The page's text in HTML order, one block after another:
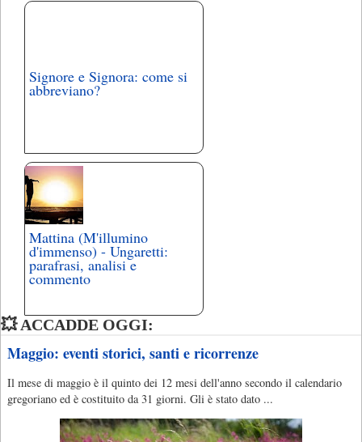
Signore e Signora: come si
abbreviano?
Mattina (M'illumino
d'immenso) - Ungaretti:
parafrasi, analisi e
commento
💥 ACCADDE OGGI:
Maggio: eventi storici, santi e ricorrenze
Il mese di maggio è il quinto dei 12 mesi dell'anno secondo il calendario
gregoriano ed è costituito da 31 giorni. Gli è stato dato ...